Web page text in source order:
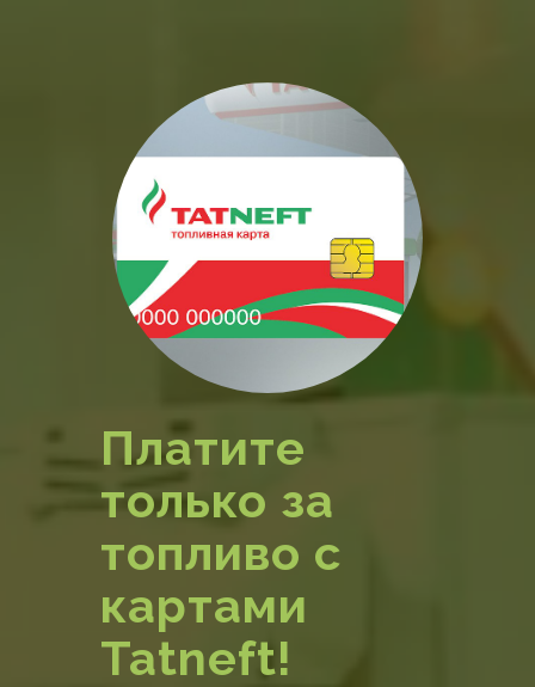
Платите
только за
топливо с
картами
Tatneft!